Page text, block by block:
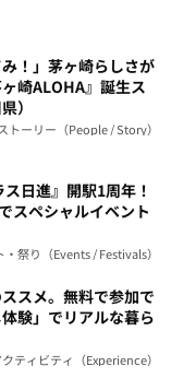
み！」茅ヶ崎らしさが
崎ALOHA』誕生ス
）
トーリー（People / Story）
ス日進』開駅1周年！
スペシャルイベント
・祭り（Events / Festivals）
スメ。無料で参加で
験」でリアルな暮ら
ティビティ（Experience）